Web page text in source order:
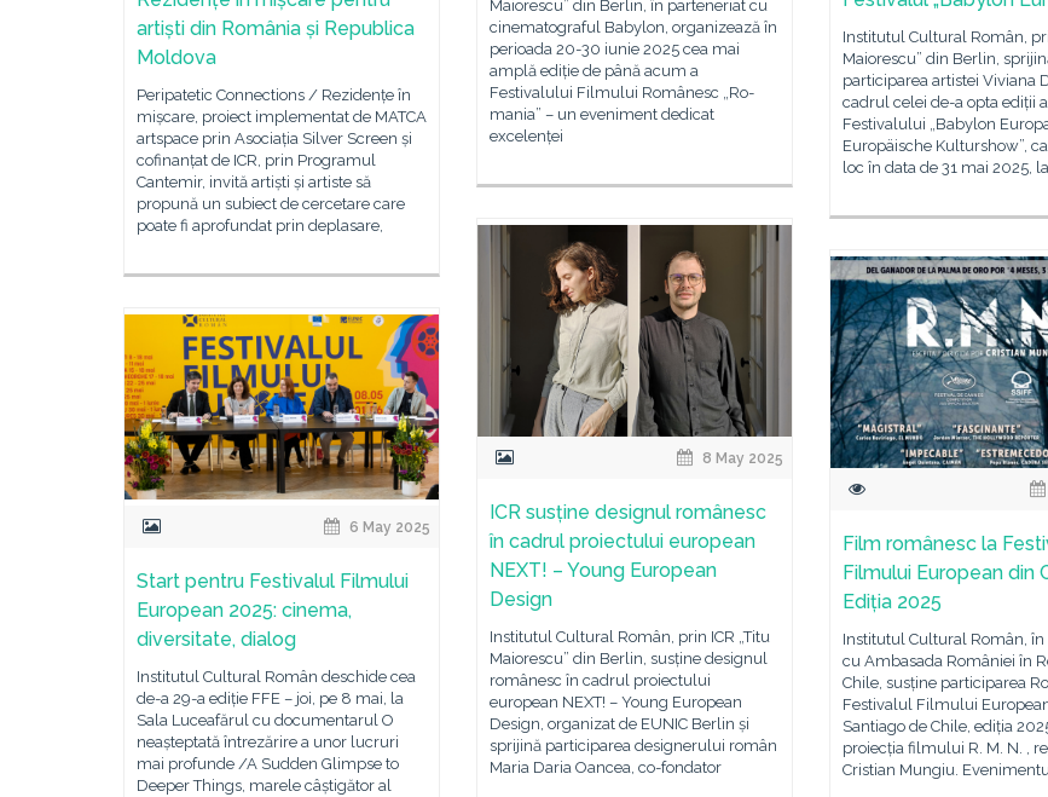
artiști din România și Republica
Moldova
Peripatetic Connections / Rezidențe în
mișcare, proiect implementat de MATCA
artspace prin Asociația Silver Screen și
cofinanțat de ICR, prin Programul
Cantemir, invită artiști și artiste să
propună un subiect de cercetare care
poate fi aprofundat prin deplasare,
Maiorescu” din Berlin, în parteneriat cu
cinematograful Babylon, organizează în
perioada 20-30 iunie 2025 cea mai
amplă ediție de până acum a
Festivalului Filmului Românesc „Ro-
mania” – un eveniment dedicat
excelenței
Institutul Cultural Român,
Maiorescu” din Berlin,
participarea artistei Viviana
cadrul celei de-a opta ediții a
Festivalului „Babylon
Europäische Kulturshow”,
loc în data de 31 mai 2025,
8 May 2025
ICR susține designul românesc
în cadrul proiectului european
NEXT! – Young European
Design
Institutul Cultural Român, prin ICR „Titu
Maiorescu” din Berlin, susține designul
românesc în cadrul proiectului
european NEXT! – Young European
Design, organizat de EUNIC Berlin și
sprijină participarea designerului român
Maria Daria Oancea, co-fondator
Film românesc la
Filmului European din
Ediția 2025
Institutul Cultural Român,
cu Ambasada României în
Chile, susține participarea
Festivalul Filmului
Santiago de Chile, ediția
proiecția filmului R. M. N. ,
Cristian Mungiu.
6 May 2025
Start pentru Festivalul Filmului
European 2025: cinema,
diversitate, dialog
Institutul Cultural Român deschide cea
de-a 29-a ediție FFE – joi, pe 8 mai, la
Sala Luceafărul cu documentarul O
neașteptată întrezărire a unor lucruri
mai profunde /A Sudden Glimpse to
Deeper Things, marele câștigător al